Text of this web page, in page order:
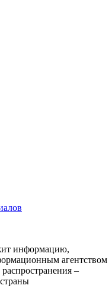
информацию,
агентством
–